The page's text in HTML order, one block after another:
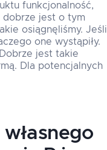
funkcjonalność,
dobrze jest o tym
osiągnęliśmy. Jeśli
one wystąpiły.
jest takie
Dla potencjalnych